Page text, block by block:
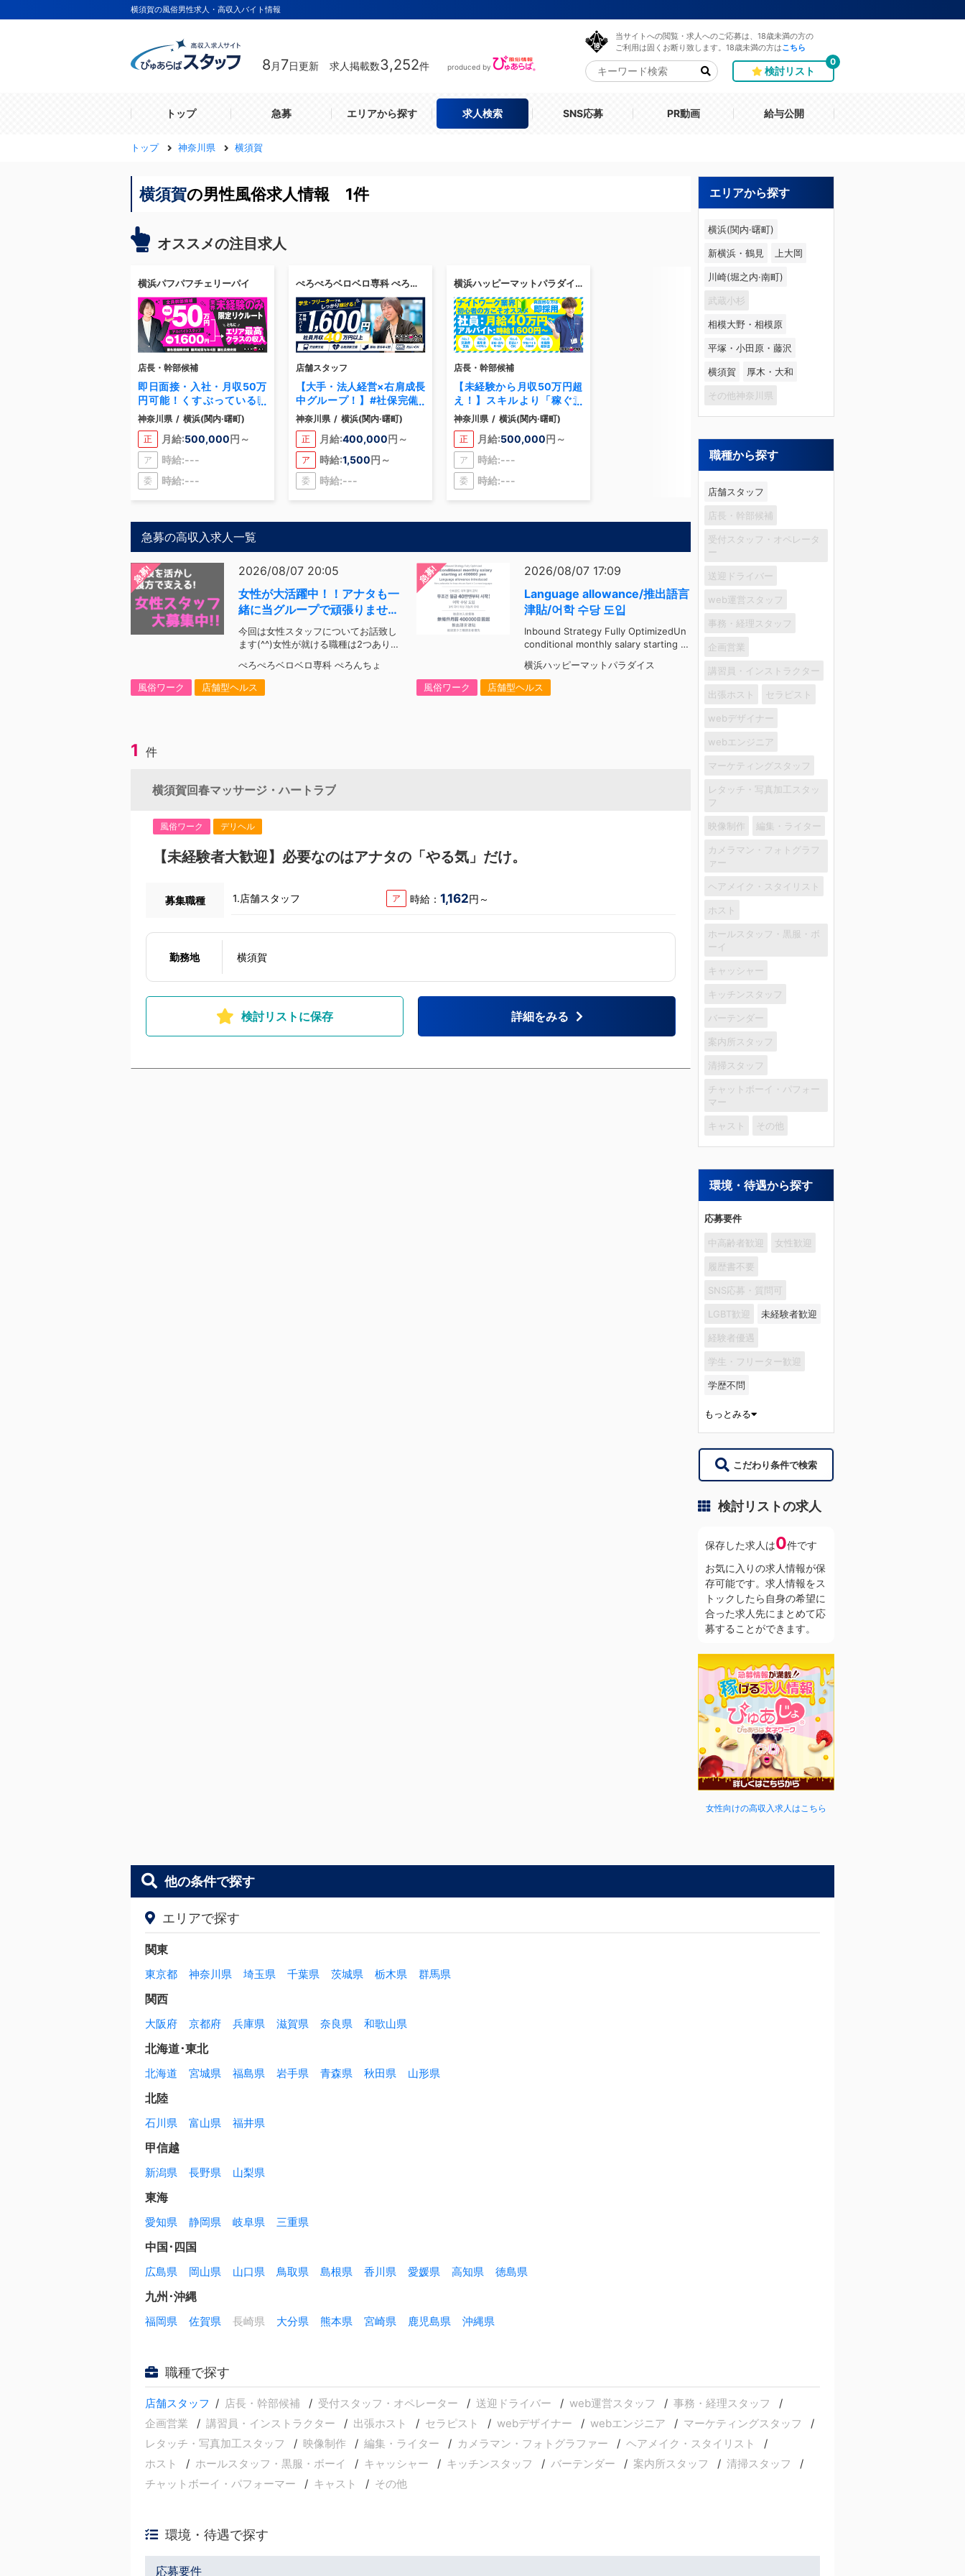
横須賀の風俗男性求人・高収入バイト情報
8 月 7日更新 求人掲載数3,252件 produced by
当サイトへの閲覧・求人へのご応募は、18歳未満の方の
ご利用は固くお断り致します。18歳未満の方は こちら
検討リスト
0
トップ 急募 エリアから探す 求人検索 SNS応募 PR動画 給与公開
トップ 神奈川県 横須賀
横須賀の男性風俗求人情報 1件
オススメの注目求人
横浜パフパフチェリーパイ
店長・幹部候補
即日面接・入社・月収50万
円可能！くすぶっている時
間はもう終わり！今の決断
が、1年後の自分を変える。
神奈川県 / 横浜(関内·曙町)
正
月給:500,000円～
ア 時給:---
委 時給:---
ぺろぺろベロベロ専科 ぺろんちょ
店舗スタッフ
【大手・法人経営×右肩成長
中グループ！】#社保完備#
未経験歓迎#連休可#昇給・
昇格査定年4回#寮完備
神奈川県 / 横浜(関内·曙町)
正
月給:400,000円～
ア 時給:1,500円～
委 時給:---
横浜ハッピーマットパラダイス
店長・幹部候補
【未経験から月収50万円超
え！】スキルより「稼ぐ意
欲」を全力評価！前職の2倍
以上の高収入を掴み取れ！
神奈川県 / 横浜(関内·曙町)
正
月給:500,000円～
ア 時給:---
委 時給:---
急募の高収入求人一覧
急募!
2026/08/07 20:05
女性が大活躍中！！アナタも一
緒に当グループで頑張りません
か？
今回は女性スタッフについてお話致し
ます(^^)女性が就ける職種は2つありま
す！①店舗スタッフとは…男性スタッ
フと同じようにお店の運営全般をお任
せしています。【業務内容】・女の子
ていただきます。【業務内容】・女の
子の接客・サービス指導・在籍してい
ント業務※一人ひとりの得意不得意を把
握し、悪い部分は改善しつつ女の子の
イイとこを最大限に伸ばし、魅力を引
き出してあげることをお願いしており
関してはキャスト経験がある方が対象
になります。頑張る女性を支えるお仕
生するであろう。そう思ってます。こ
しませんか？気になったら気軽にお問
ぺろぺろベロベロ専科 ぺろんちょ
風俗ワーク
店舗型ヘルス
急募!
2026/08/07 17:09
Language allowance/推出語言
津貼/어학 수당 도입
Inbound Strategy Fully OptimizedUn
conditional monthly salary starting at
roducedMore preferential for those
who are fluent in 3 or more languag
es인바운드 대책 철저 공략무조건 월
横浜ハッピーマットパラダイス
風俗ワーク
店舗型ヘルス
1 件
横須賀回春マッサージ・ハートラブ
風俗ワーク デリヘル
【未経験者大歓迎】必要なのはアナタの「やる気」だけ。
募集職種 1.店舗スタッフ ア 時給：1,162円～
勤務地 横須賀
検討リストに保存 詳細をみる
エリアから探す
横浜(関内·曙町)
新横浜・鶴見 上大岡
川崎(堀之内·南町)
武蔵小杉
相模大野・相模原
平塚・小田原・藤沢
横須賀 厚木・大和
その他神奈川県
職種から探す
店舗スタッフ
店長・幹部候補
受付スタッフ・オペレータ
ー
送迎ドライバー
web運営スタッフ
事務・経理スタッフ
企画営業
講習員・インストラクター
出張ホスト セラピスト
webデザイナー
webエンジニア
マーケティングスタッフ
レタッチ・写真加工スタッ
フ
映像制作 編集・ライター
カメラマン・フォトグラフ
ァー
ヘアメイク・スタイリスト
ホスト
ホールスタッフ・黒服・ボ
ーイ
キャッシャー
キッチンスタッフ
バーテンダー
案内所スタッフ
清掃スタッフ
チャットボーイ・パフォー
マー
キャスト その他
環境・待遇から探す
応募要件
中高齢者歓迎 女性歓迎
履歴書不要
SNS応募・質問可
LGBT歓迎 未経験者歓迎
経験者優遇
学生・フリーター歓迎
学歴不問
もっとみる
こだわり条件で検索
検討リストの求人
保存した求人は0件です
お気に入りの求人情報が保
存可能です。求人情報をス
トックしたら自身の希望に
合った求人先にまとめて応
募することができます。
女性向けの高収入求人はこちら
他の条件で探す
エリアで探す
関東
東京都 神奈川県 埼玉県 千葉県 茨城県 栃木県 群馬県
関西
大阪府 京都府 兵庫県 滋賀県 奈良県 和歌山県
北海道･東北
北海道 宮城県 福島県 岩手県 青森県 秋田県 山形県
北陸
石川県 富山県 福井県
甲信越
新潟県 長野県 山梨県
東海
愛知県 静岡県 岐阜県 三重県
中国･四国
広島県 岡山県 山口県 鳥取県 島根県 香川県 愛媛県 高知県 徳島県
九州･沖縄
福岡県 佐賀県 長崎県 大分県 熊本県 宮崎県 鹿児島県 沖縄県
職種で探す
店舗スタッフ 店長・幹部候補 受付スタッフ・オペレーター 送迎ドライバー web運営スタッフ
事務・経理スタッフ
企画営業
講習員・インストラクター 出張ホスト セラピスト webデザイナー webエンジニア
マーケティングスタッフ
レタッチ・写真加工スタッフ
映像制作 編集・ライター カメラマン・フォトグラファー
ヘアメイク・スタイリスト
ホスト
ホールスタッフ・黒服・ボーイ キャッシャー キッチンスタッフ バーテンダー 案内所スタッフ
清掃スタッフ
チャットボーイ・パフォーマー
キャスト その他
環境・待遇で探す
応募要件